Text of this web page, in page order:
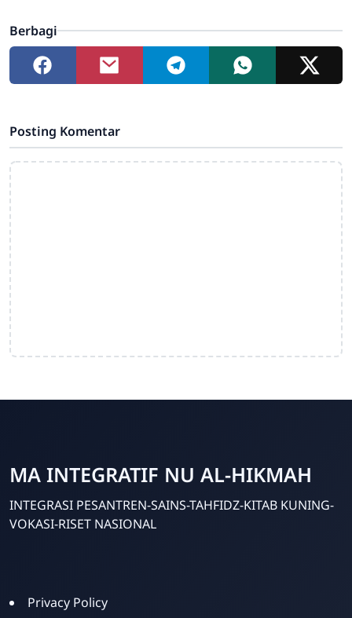
Berbagi
Posting Komentar
MA INTEGRATIF NU AL-HIKMAH
INTEGRASI PESANTREN-SAINS-TAHFIDZ-KITAB KUNING-
VOKASI-RISET NASIONAL
Privacy Policy